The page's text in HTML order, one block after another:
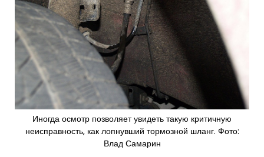
Иногда осмотр позволяет увидеть такую критичную
неисправность, как лопнувший тормозной шланг. Фото:
Влад Самарин